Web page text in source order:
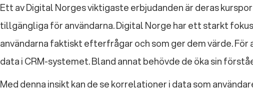
Ett av Digital Norges viktigaste erbjudanden är deras
tillgängliga för användarna. Digital Norge har ett starkt
användarna faktiskt efterfrågar och som ger dem värde.
data i CRM-systemet. Bland annat behövde de öka sin
Med denna insikt kan de se korrelationer i data som